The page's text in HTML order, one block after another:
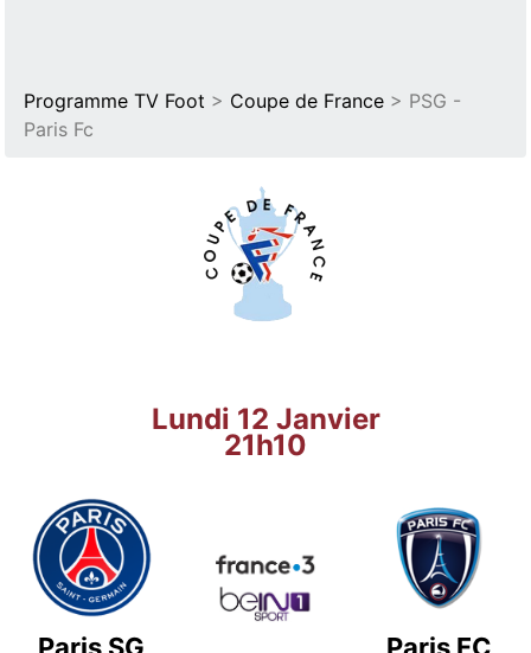
Programme TV Foot > Coupe de France > PSG -
Paris Fc
Lundi 12 Janvier
21h10